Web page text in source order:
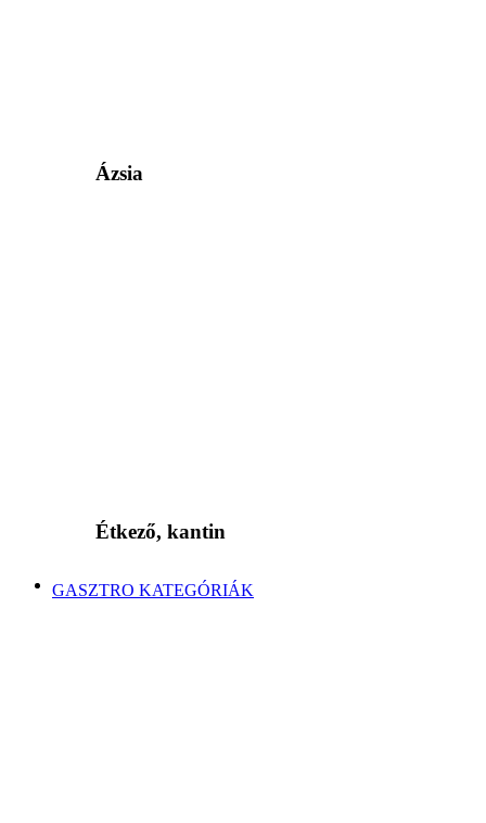
Ázsia
Étkező, kantin
GASZTRO KATEGÓRIÁK